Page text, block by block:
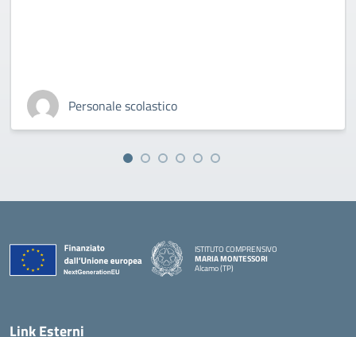
Personale scolastico
ISTITUTO COMPRENSIVO
MARIA MONTESSORI
Alcamo (TP)
Link Esterni